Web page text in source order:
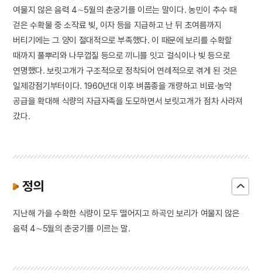
여물지 않은 음력 4∼5월의 춘궁기를 이르는 말이다. 농민이 추수 때
걷은 수확물 중 소작료 빚, 이자 등을 지급하고 난 뒤 초여름까지
버티기에는 그 양이 절대적으로 부족했다. 이 때문에 보리를 수확할
때까지 풀뿌리와 나무껍질 등으로 끼니를 잇고 걸식이나 빚 등으로
연명했다. 보릿고개가 구조적으로 정착되어 연례적으로 겪게 된 것은
일제강점기부터이다. 1960년대 이후 벼품종을 개량하고 비료·농약
공급을 확대해 식량의 자급자족을 도모하면서 보릿고개가 점차 사라져
갔다.
정의
지난해 가을 수확한 식량이 모두 떨어지고 하곡인 보리가 여물지 않은
음력 4∼5월의 춘궁기를 이르는 말.